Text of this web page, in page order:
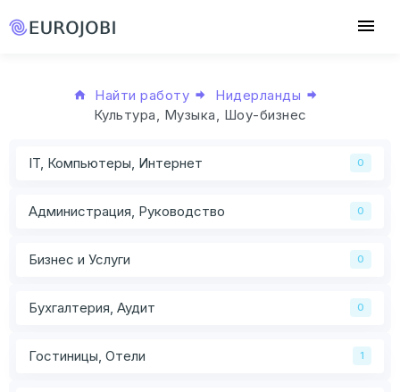
Найти работу
Нидерланды
Культура, Музыка, Шоу-бизнес
IT, Компьютеры, Интернет 0
Администрация, Руководство 0
Бизнес и Услуги 0
Бухгалтерия, Аудит 0
Гостиницы, Отели 1